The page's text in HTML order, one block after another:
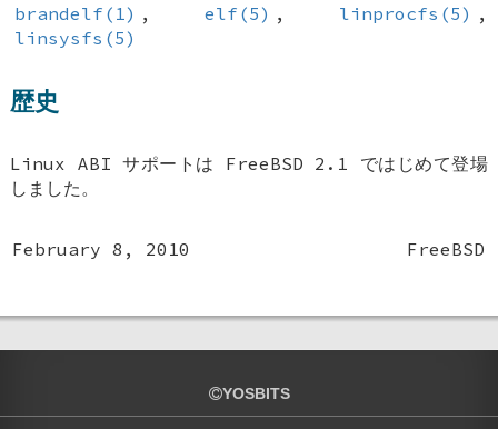
brandelf(1) , elf(5) , linprocfs(5) ,
linsysfs(5)
歴史
Linux ABI サポートは FreeBSD 2.1 ではじめて登場
しました。
February 8, 2010 FreeBSD
YOSBITS